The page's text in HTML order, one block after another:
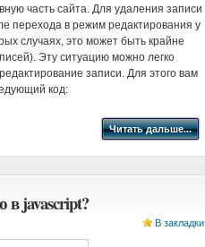
часть сайта. Для удаления записи
перехода в режим редактирования у
случаях, это может быть крайне
Эту ситуацию можно легко
записи. Для этого вам
код:
Читать дальше...
в javascript?
В закладки